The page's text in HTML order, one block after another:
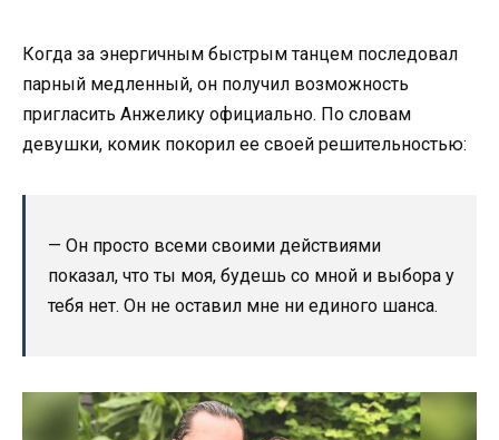
Когда за энергичным быстрым танцем последовал
парный медленный, он получил возможность
пригласить Анжелику официально. По словам
девушки, комик покорил ее своей решительностью:
— Он просто всеми своими действиями
показал, что ты моя, будешь со мной и выбора у
тебя нет. Он не оставил мне ни единого шанса.